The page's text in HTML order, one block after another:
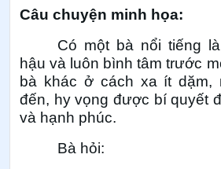
Câu chuyện minh họa:
Có một bà nổi tiếng
hậu và luôn bình tâm trước
bà khác ở cách xa ít dặm,
đến, hy vọng được bí quyết
và hạnh phúc.
Bà hỏi: